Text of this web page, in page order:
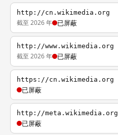
http://cn.wikimedia.org
截至 2026 年 已屏蔽
http://www.wikimedia.org
截至 2026 年 已屏蔽
https://cn.wikimedia.org
已屏蔽
http://meta.wikimedia.org
已屏蔽